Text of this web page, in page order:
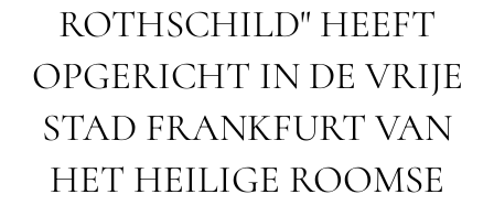
ROTHSCHILD" HEEFT
OPGERICHT IN DE VRIJE
STAD FRANKFURT VAN
HET HEILIGE ROOMSE